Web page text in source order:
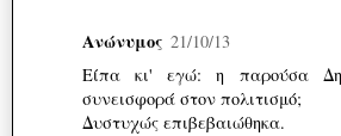
Ανώνυμος 21/10/13
Είπα κι' εγώ: η παρούσα
συνεισφορά στον πολιτισμό;
Δυστυχώς επιβεβαιώθηκα.